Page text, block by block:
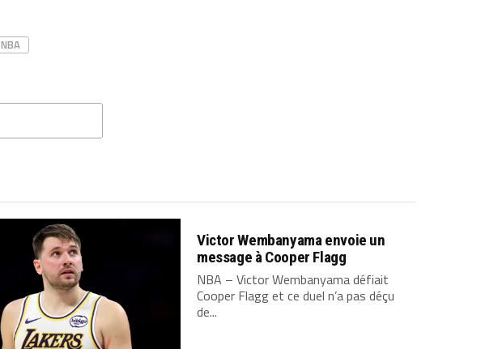
NBA
Victor Wembanyama envoie un
message à Cooper Flagg
NBA – Victor Wembanyama défiait
Cooper Flagg et ce duel n’a pas déçu
de...